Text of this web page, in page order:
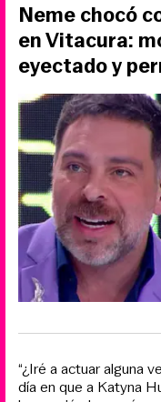
Neme chocó
en Vitacura:
eyectado y
“¿Iré a actuar alguna
día en que a Katyna